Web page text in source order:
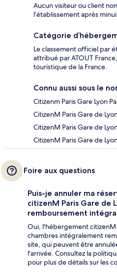
Aucun visiteur ou client
l’établissement après
Catégorie
Le classement officiel par
attribué par ATOUT
touristique de la France.
Connu aussi sous le
Citizenm Paris Gare Lyon
CitizenM Paris Gare de
CitizenM Paris Gare de
CitizenM Paris Gare de
Foire aux questions
Puis-je annuler ma
citizenM Paris Gare de
remboursement
Oui, l'hébergement citizenM
chambres intégralement
site, qui peuvent être
l'arrivée. Consultez la
pour plus de détails sur les